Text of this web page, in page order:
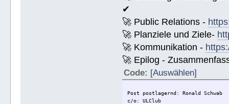
✔
🚀 Public Relations -
🚀 Planziele und Ziele-
🚀 Kommunikation -
🚀 Epilog -
Code: [Auswählen]
Post postlagernd: Ronald Schwab
c/o: ULClub